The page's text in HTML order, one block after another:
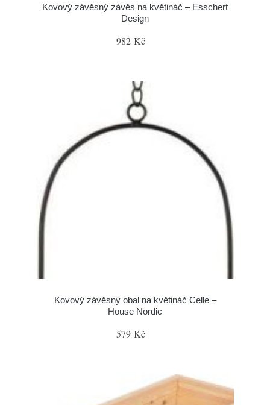
Kovový závěsný závěs na květináč – Esschert
Design
982 Kč
Kovový závěsný obal na květináč Celle –
House Nordic
579 Kč